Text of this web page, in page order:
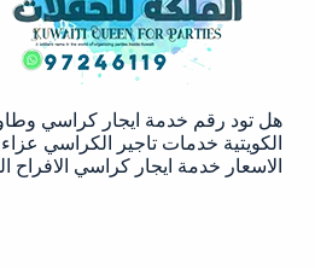
هل تود رقم خدمة ايجار كراسي
الكويتية خدمات تاجير الكراسي
الاسعار خدمة ايجار كراسي الافراح